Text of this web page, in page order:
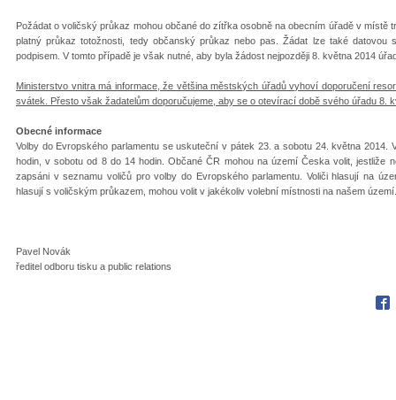
Požádat o voličský průkaz mohou občané do zítřka osobně na obecním úřadě v místě
platný průkaz totožnosti, tedy občanský průkaz nebo pas. Žádat lze také datovou
podpisem. V tomto případě je však nutné, aby byla žádost nejpozději 8. května 2014
Ministerstvo vnitra má informace, že většina městských úřadů vyhoví doporučení
svátek. Přesto však žadatelům doporučujeme, aby se o otevírací době svého úřadu 8.
Obecné informace
Volby do Evropského parlamentu se uskuteční v pátek 23. a sobotu 24. května 2014.
hodin, v sobotu od 8 do 14 hodin. Občané ČR mohou na území Česka volit, jestliže
zapsáni v seznamu voličů pro volby do Evropského parlamentu. Voliči hlasují na
hlasují s voličským průkazem, mohou volit v jakékoliv volební místnosti na našem území.
Pavel Novák
ředitel odboru tisku a public relations